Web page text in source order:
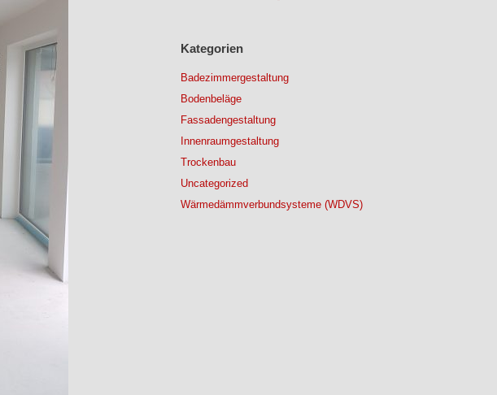
Kategorien
Badezimmergestaltung
Bodenbeläge
Fassadengestaltung
Innenraumgestaltung
Trockenbau
Uncategorized
Wärmedämmverbundsysteme (WDVS)